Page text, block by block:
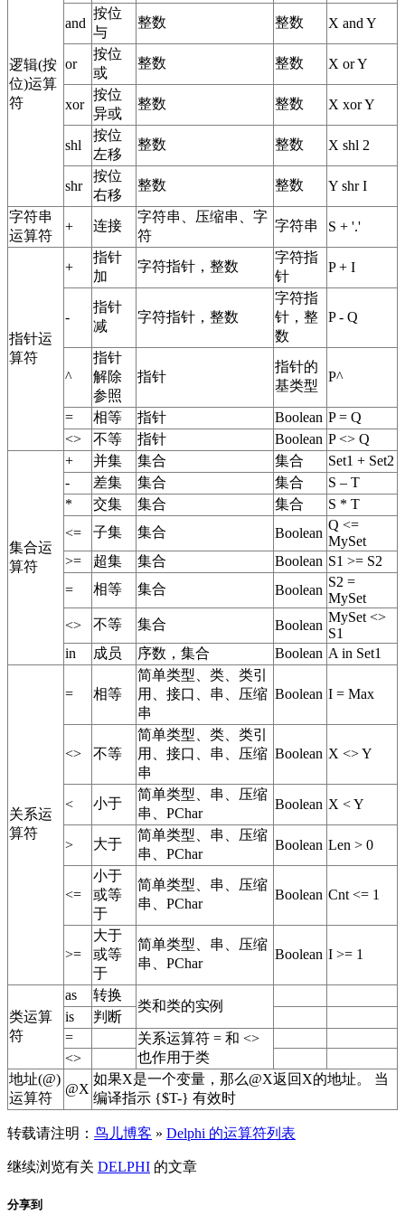
逻辑(按
位)运算
符
and
按位
与
整数 整数 X and Y
or
按位
或
整数 整数 X or Y
xor
按位
异或
整数 整数 X xor Y
shl
按位
左移
整数 整数 X shl 2
shr
按位
右移
整数 整数
Y shr I
字符串
运算符
+ 连接
字符串、压缩串、字
符
字符串 S + '.'
指针运
算符
+
指针
加
字符指针，整数
字符指
针
P + I
-
指针
减
字符指针，整数
字符指
针，整
数
P - Q
^
指针
解除
参照
指针
指针的
基类型
P^
= 相等 指针 Boolean P = Q
<>
不等 指针 Boolean P <> Q
集合运
算符
+ 并集 集合 集合
Set1 + Set2
-
差集 集合 集合
S – T
*
交集 集合 集合
S * T
<=
子集 集合 Boolean
Q <=
MySet
>=
超集 集合 Boolean S1 >= S2
=
相等 集合 Boolean
S2 =
MySet
<>
不等 集合 Boolean
MySet <>
S1
in
成员 序数，集合 Boolean A in Set1
关系运
算符
= 相等
简单类型、类、类引
用、接口、串、压缩
串
Boolean I = Max
<> 不等
简单类型、类、类引
用、接口、串、压缩
串
Boolean X <> Y
< 小于
简单类型、串、压缩
串、PChar
Boolean X < Y
> 大于
简单类型、串、压缩
串、PChar
Boolean Len > 0
<=
小于
或等
于
简单类型、串、压缩
串、PChar
Boolean Cnt <= 1
>=
大于
或等
于
简单类型、串、压缩
串、PChar
Boolean I >= 1
类运算
符
as 转换
类和类的实例
is
判断
=
关系运算符 = 和 <>
也作用于类
<>
地址(@)
运算符
@X
如果X是一个变量，那么@X返回X的地址。 当
编译指示 {$T-} 有效时
转载请注明： 鸟儿博客 » Delphi 的运算符列表
继续浏览有关 DELPHI 的文章
分享到